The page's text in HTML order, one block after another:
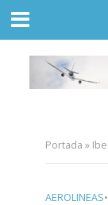
Portada »
AEROLINEAS•